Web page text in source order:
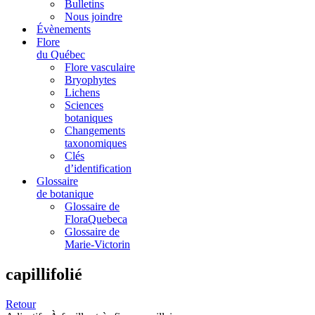
Bulletins
Nous joindre
Évènements
Flore
du Québec
Flore vasculaire
Bryophytes
Lichens
Sciences
botaniques
Changements
taxonomiques
Clés
d’identification
Glossaire
de botanique
Glossaire de
FloraQuebeca
Glossaire de
Marie-Victorin
capillifolié
Retour